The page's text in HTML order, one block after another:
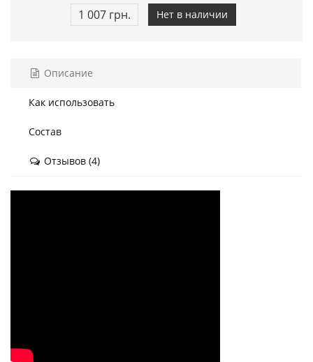
1 007 грн. Нет в наличии
Описание
Как использовать
Состав
Отзывов (4)